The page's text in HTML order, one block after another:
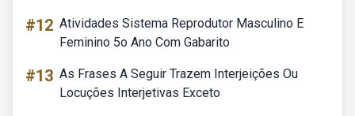
#12 Atividades Sistema Reprodutor Masculino E
Feminino 5o Ano Com Gabarito
#13 As Frases A Seguir Trazem Interjeições Ou
Locuções Interjetivas Exceto